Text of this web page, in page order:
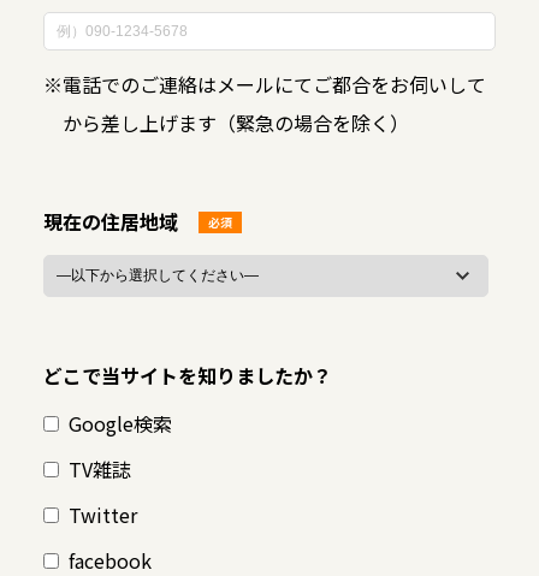
※電話でのご連絡はメールにてご都合をお伺いして
から差し上げます（緊急の場合を除く）
現在の住居地域 必須
どこで当サイトを知りましたか？
Google検索
TV雑誌
Twitter
facebook